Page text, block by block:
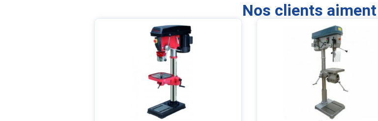
Nos clients